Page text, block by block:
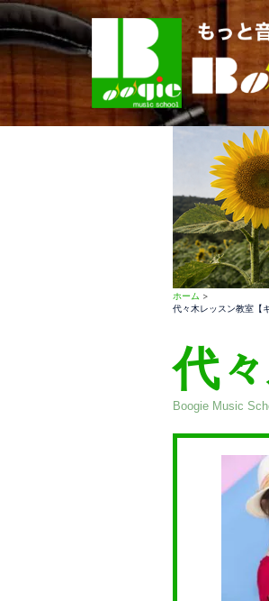
コ
ン
テ
ツ
へ
ホーム >
代々木レッスン教室【
代
Boogie Music